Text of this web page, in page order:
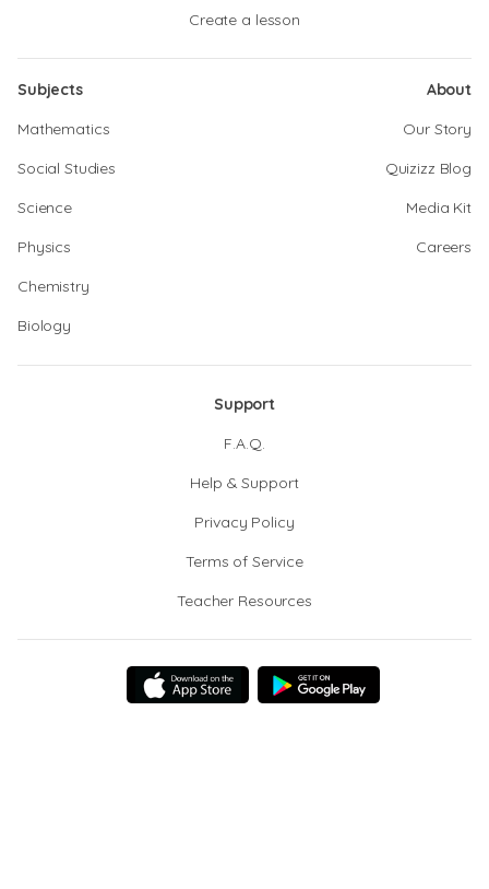
Create a lesson
Subjects
Mathematics
Social Studies
Science
Physics
Chemistry
Biology
About
Our Story
Quizizz Blog
Media Kit
Careers
Support
F.A.Q.
Help & Support
Privacy Policy
Terms of Service
Teacher Resources